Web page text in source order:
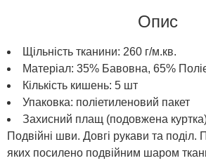
Опис
Щільність тканини: 260 г/м.кв.
Матеріал: 35% Бавовна, 65%
Кількість кишень: 5 шт
Упаковка: поліетиленовий пакет
Захисний плащ (подовжена
Подвійні шви. Довгі рукави та поділ.
яких посилено подвійним шаром